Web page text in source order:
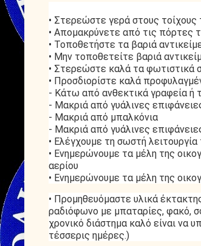
• Στερεώστε γερά στους τοίχους
• Απομακρύνετε από τις πόρτες
• Τοποθετήστε τα βαριά
• Μην τοποθετείτε βαριά
• Στερεώστε καλά τα φωτιστικά
• Προσδιορίστε καλά
- Κάτω από ανθεκτικά γραφεία ή
- Μακριά από γυάλινες
- Μακριά από μπαλκόνια
- Μακριά από γυάλινες
• Ελέγχουμε τη σωστή
• Ενημερώνουμε τα μέλη της
αερίου
• Ενημερώνουμε τα μέλη της
• Προμηθευόμαστε υλικά
ραδιόφωνο με μπαταρίες, φακό,
χρονικό διάστημα καλό είναι να
τέσσερις ημέρες.)